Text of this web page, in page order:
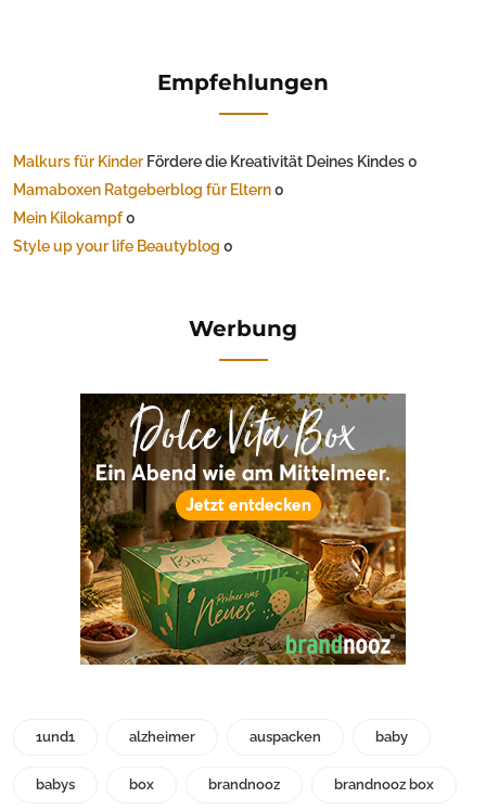
Empfehlungen
Malkurs für Kinder Fördere die Kreativität Deines Kindes 0
Mamaboxen Ratgeberblog für Eltern0
Mein Kilokampf0
Style up your life Beautyblog 0
Werbung
1und1 alzheimer auspacken baby
babys box brandnooz brandnooz box